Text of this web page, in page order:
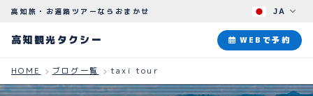
高知観光タクシー
ABOUT
JA
高知旅・お遍路ツアーならおまかせ
高知観光タクシー WEBで予約
HOME ブログ一覧 taxi tour